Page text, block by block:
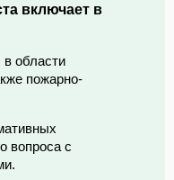
включает в
в области
пожарно-
вопроса с